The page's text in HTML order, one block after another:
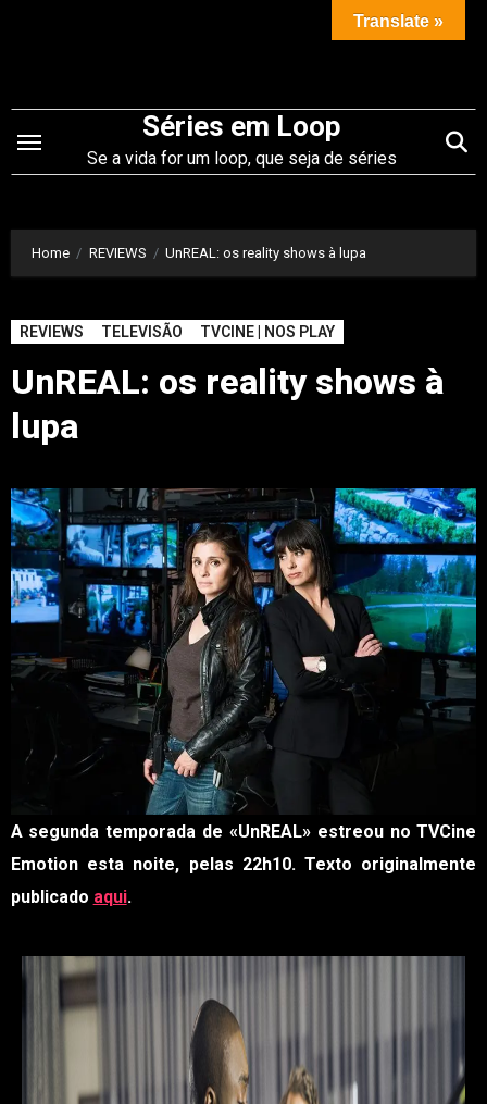
conteúdo
Séries em Loop
Se a vida for um loop, que seja de séries
Home REVIEWS UnREAL: os reality shows à lupa
REVIEWS TELEVISÃO TVCINE | NOS PLAY
UnREAL: os reality shows à
lupa
A segunda temporada de «UnREAL» estreou no TVCine
Emotion esta noite, pelas 22h10. Texto originalmente
publicado aqui.
Translate »